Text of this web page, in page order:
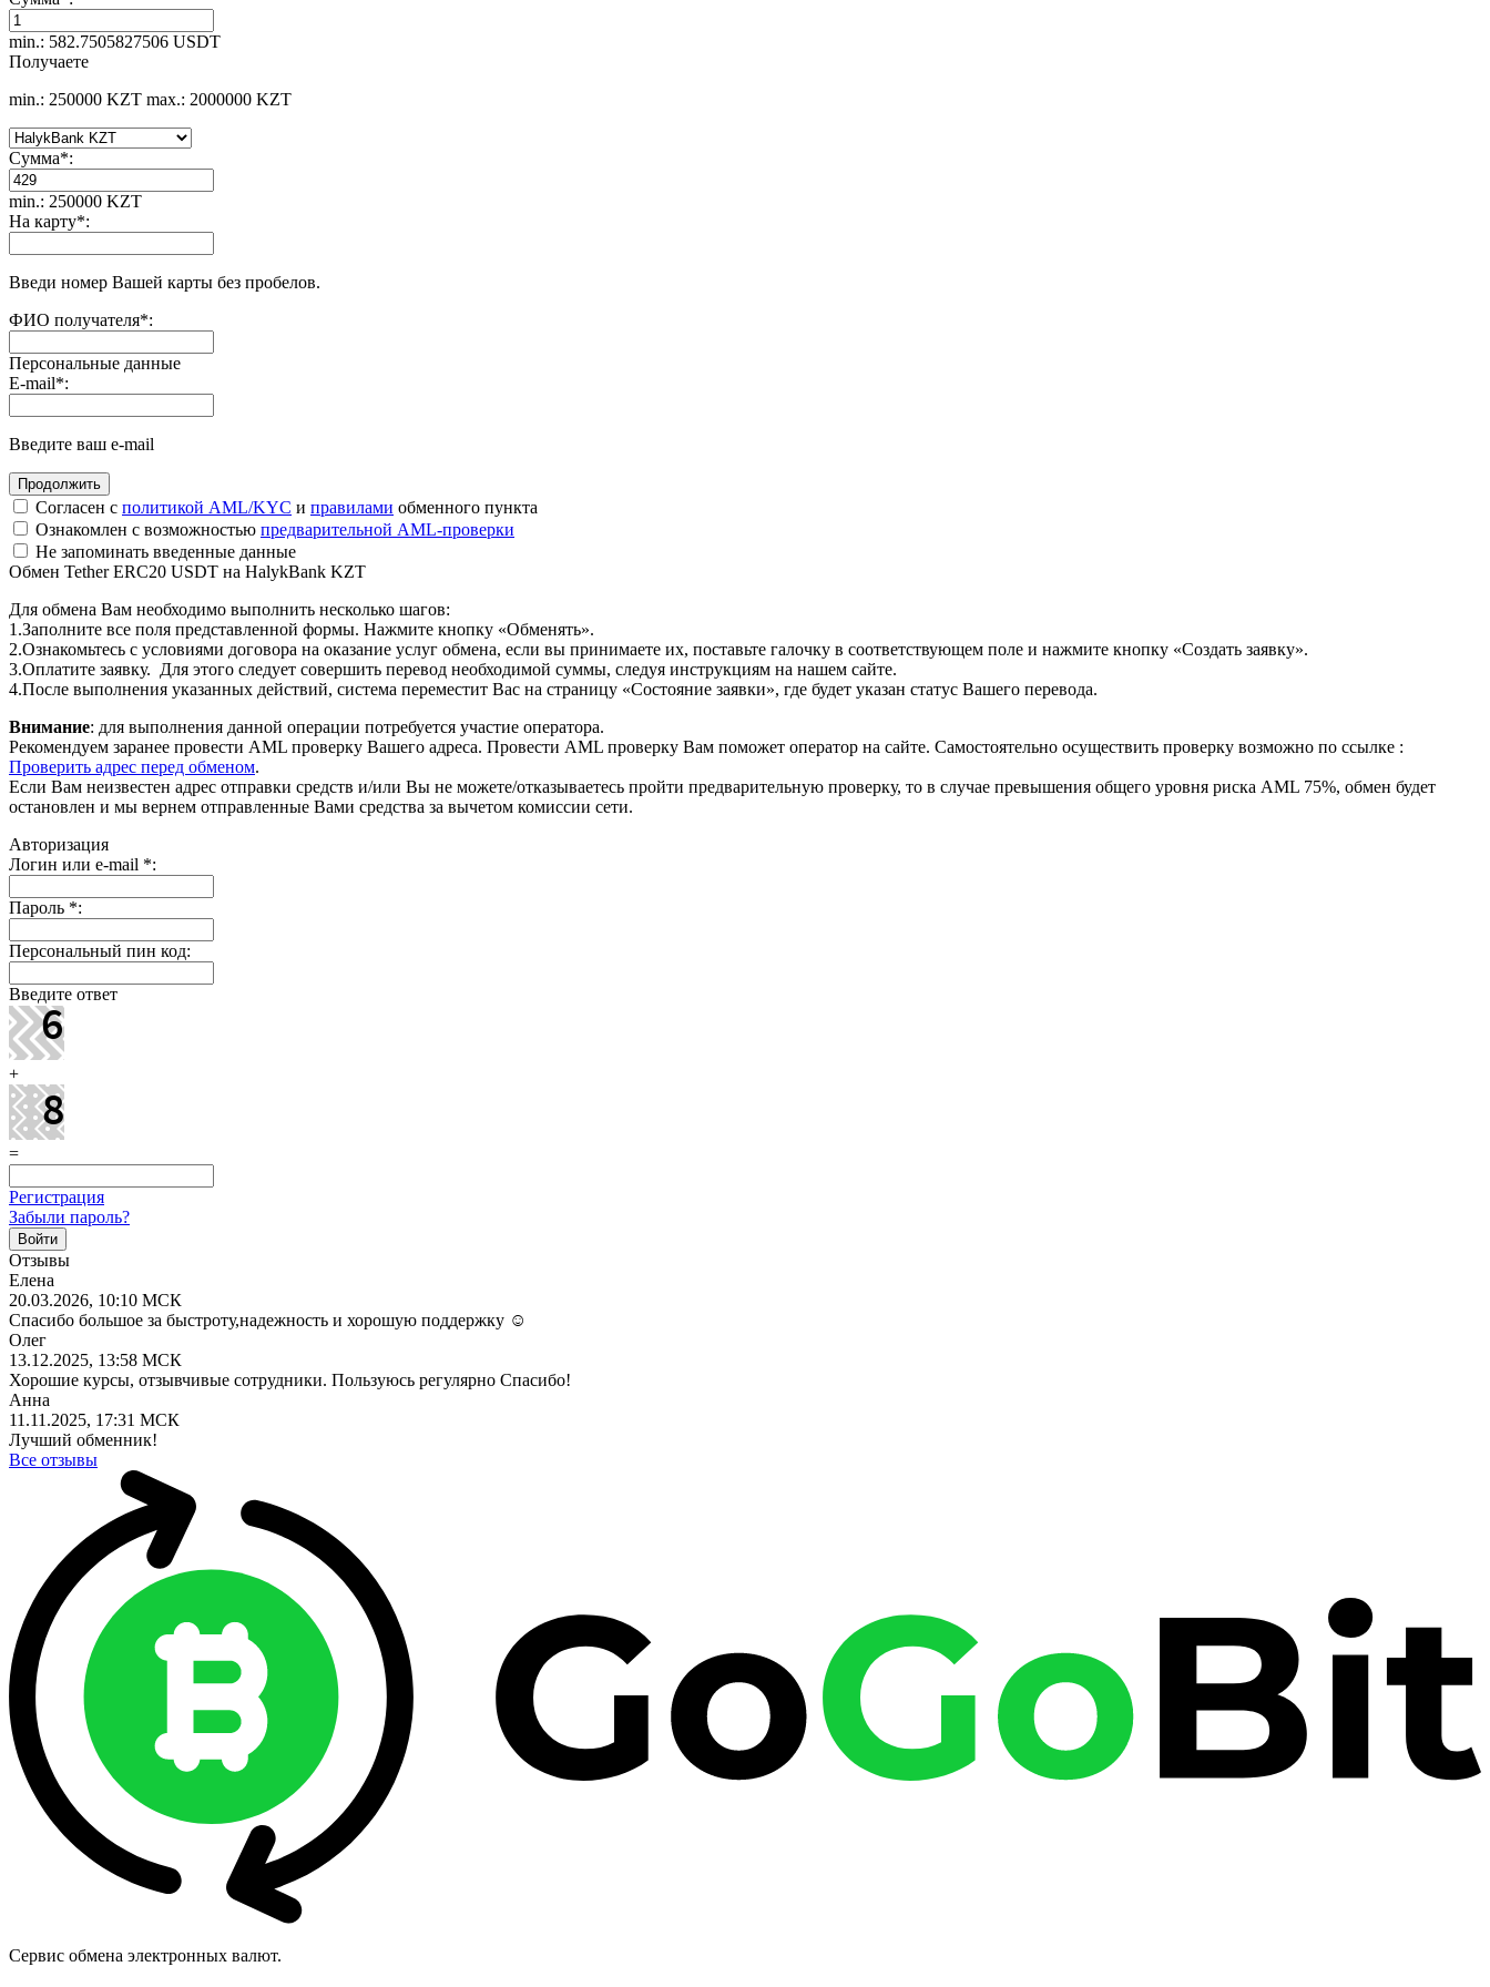
min.: 582.7505827506 USDT
Получаете
min.: 250000 KZT max.: 2000000 KZT
Сумма*:
min.: 250000 KZT
На карту*:
Введи номер Вашей карты без пробелов.
ФИО получателя*:
Персональные данные
E-mail*:
Введите ваш e-mail
Согласен с политикой AML/KYC и правилами обменного пункта
Ознакомлен с возможностью предварительной AML-проверки
Не запоминать введенные данные
Обмен Tether ERC20 USDT на HalykBank KZT
Для обмена Вам необходимо выполнить несколько шагов:
1.Заполните все поля представленной формы. Нажмите кнопку «Обменять».
2.Ознакомьтесь с условиями договора на оказание услуг обмена, если вы принимаете их, поставьте галочку в соответствующем поле и нажмите кнопку «Создать заявку».
3.Оплатите заявку. Для этого следует совершить перевод необходимой суммы, следуя инструкциям на нашем сайте.
4.После выполнения указанных действий, система переместит Вас на страницу «Состояние заявки», где будет указан статус Вашего перевода.
Внимание: для выполнения данной операции потребуется участие оператора.
Рекомендуем заранее провести AML проверку Вашего адреса. Провести AML проверку Вам поможет оператор на сайте. Самостоятельно осуществить проверку возможно по ссылке :
Проверить адрес перед обменом.
Если Вам неизвестен адрес отправки средств и/или Вы не можете/отказываетесь пройти предварительную проверку, то в случае превышения общего уровня риска AML 75%, обмен будет
остановлен и мы вернем отправленные Вами средства за вычетом комиссии сети.
Авторизация
Логин или e-mail *:
Пароль *:
Персональный пин код:
Введите ответ
+
=
Регистрация
Забыли пароль?
Отзывы
Елена
20.03.2026, 10:10 МСК
Спасибо большое за быстроту,надежность и хорошую поддержку ☺️
Олег
13.12.2025, 13:58 МСК
Хорошие курсы, отзывчивые сотрудники. Пользуюсь регулярно Спасибо!
Анна
11.11.2025, 17:31 МСК
Лучший обменник!
Все отзывы
Сервис обмена электронных валют.